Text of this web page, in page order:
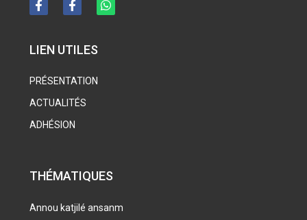
LIEN UTILES
PRÉSENTATION
ACTUALITÉS
ADHÉSION
THÉMATIQUES
Annou katjilé ansanm